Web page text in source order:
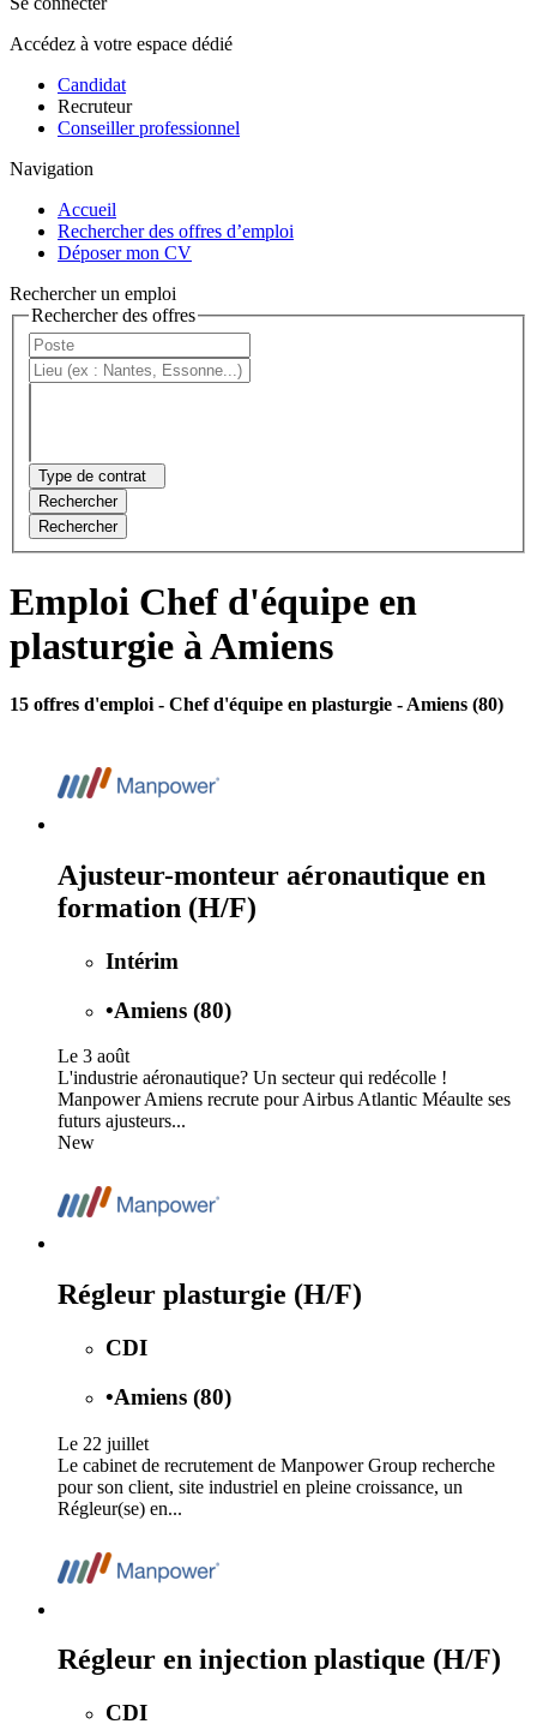
Accédez à votre espace dédié
Candidat
Recruteur
Conseiller professionnel
Navigation
Accueil
Rechercher des offres d’emploi
Déposer mon CV
Rechercher un emploi
Rechercher des offres
Type de contrat
Rechercher
Rechercher
Emploi Chef d'équipe en
plasturgie à Amiens
15 offres d'emploi - Chef d'équipe en plasturgie - Amiens (80)
Ajusteur-monteur aéronautique en
formation (H/F)
Intérim
•Amiens (80)
Le 3 août
L'industrie aéronautique? Un secteur qui redécolle !
Manpower Amiens recrute pour Airbus Atlantic Méaulte ses
futurs ajusteurs...
New
Régleur plasturgie (H/F)
CDI
•Amiens (80)
Le 22 juillet
Le cabinet de recrutement de Manpower Group recherche
pour son client, site industriel en pleine croissance, un
Régleur(se) en...
Régleur en injection plastique (H/F)
CDI